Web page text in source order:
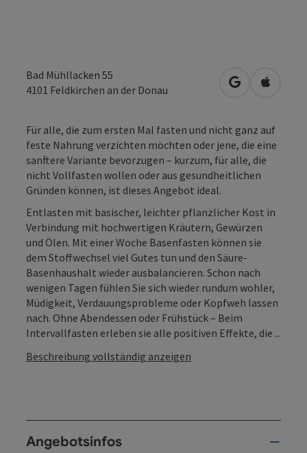
Bad Mühllacken 55
4101 Feldkirchen an der Donau in Google
in
Für alle, die zum ersten Mal fasten und nicht ganz auf
feste Nahrung verzichten möchten oder jene, die eine
sanftere Variante bevorzugen – kurzum, für alle, die
nicht Vollfasten wollen oder aus gesundheitlichen
Gründen können, ist dieses Angebot ideal.
Entlasten mit basischer, leichter pflanzlicher Kost in
Verbindung mit hochwertigen Kräutern, Gewürzen
und Ölen. Mit einer Woche Basenfasten können sie
dem Stoffwechsel viel Gutes tun und den Säure-
Basenhaushalt wieder ausbalancieren. Schon nach
wenigen Tagen fühlen Sie sich wieder rundum wohler,
Müdigkeit, Verdauungsprobleme oder Kopfweh lassen
nach. Ohne Abendessen oder Frühstück – Beim
Intervallfasten erleben sie alle positiven Effekte, die ...
Beschreibung vollständig anzeigen
Angebotsinfos